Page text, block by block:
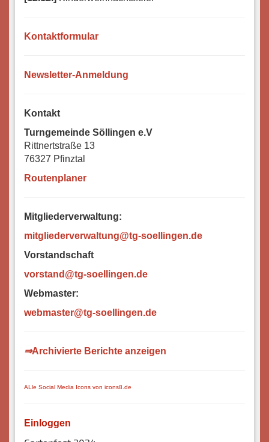
Kontaktformular
Newsletter-Anmeldung
Kontakt
Turngemeinde Söllingen e.V
Rittnertstraße 13
76327 Pfinztal
Routenplaner
Mitgliederverwaltung:
mitgliederverwaltung@tg-soellingen.de
Vorstandschaft
vorstand@tg-soellingen.de
Webmaster:
webmaster@tg-soellingen.de
⇒Archivierte Berichte anzeigen
ALle Social Media Icons von icons8.de
Einloggen